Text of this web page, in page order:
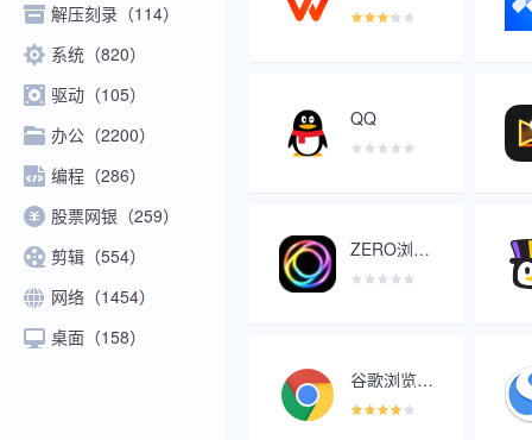
QQ
ZERO浏览器
谷歌浏览器 稳定版
解压刻录（114）
系统（820）
驱动（105）
办公（2200）
编程（286）
股票网银（259）
剪辑（554）
网络（1454）
桌面（158）